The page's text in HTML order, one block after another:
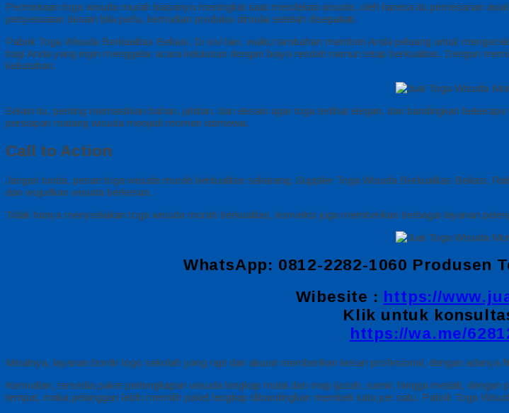
Permintaan toga wisuda murah biasanya meningkat saat mendekati wisuda, oleh karena itu pemesanan
penyesuaian desain bila perlu, kemudian produksi dimulai setelah disepakati.
Pabrik Toga Wisuda Berkualitas Bekasi, Di sisi lain, waktu tambahan memberi Anda peluang untuk
bagi Anda yang ingin menggelar acara kelulusan dengan biaya rendah namun tetap berkualitas. Dengan
kebutuhan.
Selain itu, penting memastikan bahan, jahitan, dan desain agar toga terlihat elegan, dan bandingkan
persiapan matang wisuda menjadi momen istimewa.
Call to Action
Jangan tunda, pesan toga wisuda murah berkualitas sekarang. Supplier Toga Wisuda Berkualitas Bekasi,
dan wujudkan wisuda berkesan.
Tidak hanya menyediakan toga wisuda murah berkualitas, konveksi juga memberikan berbagai layanan
WhatsApp: 0812-2282-1060 Produsen
Wibesite : https://
Klik untuk
https://wa.me/
Misalnya, layanan bordir logo sekolah yang rapi dan akurat memberikan kesan profesional, dengan adanya
Kemudian, tersedia paket perlengkapan wisuda lengkap mulai dari map ijazah, samir, hingga medali,
tempat, maka pelanggan lebih memilih paket lengkap dibandingkan membeli satu per satu. Pabrik Toga